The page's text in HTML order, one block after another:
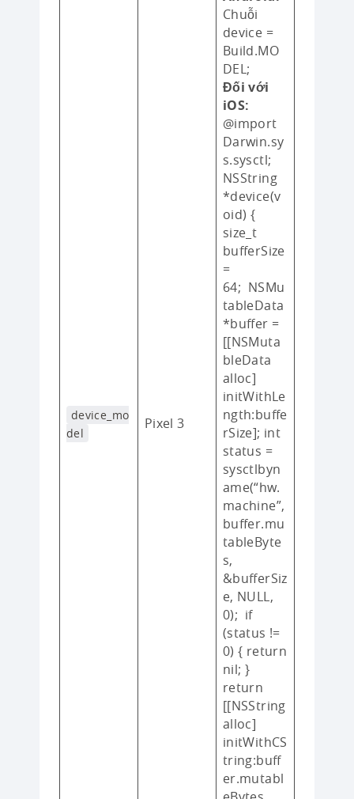
device_mo
del
Pixel 3
Chuỗi
device =
Build.MO
DEL;
Đối với
iOS:
@import
Darwin.sy
s.sysctl;
NSString
*device(v
oid) {
size_t
bufferSize
=
64; NSMu
tableData
*buffer =
[[NSMuta
bleData
alloc]
initWithLe
ngth:buffe
rSize]; int
status =
sysctlbyn
ame(“hw.
machine”,
buffer.mu
tableByte
s,
&bufferSiz
e, NULL,
0); if
(status !=
0) { return
nil; }
return
[[NSString
alloc]
initWithCS
tring:buff
er.mutabl